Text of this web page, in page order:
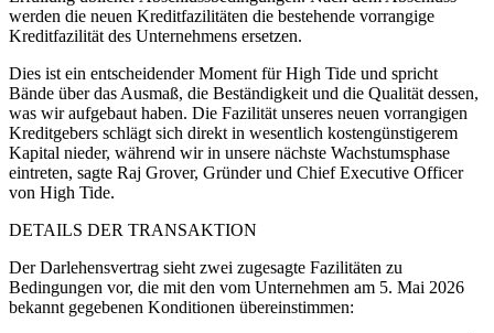
werden die neuen Kreditfazilitäten die bestehende vorrangige
Kreditfazilität des Unternehmens ersetzen.
Dies ist ein entscheidender Moment für High Tide und spricht
Bände über das Ausmaß, die Beständigkeit und die Qualität dessen,
was wir aufgebaut haben. Die Fazilität unseres neuen vorrangigen
Kreditgebers schlägt sich direkt in wesentlich kostengünstigerem
Kapital nieder, während wir in unsere nächste Wachstumsphase
eintreten, sagte Raj Grover, Gründer und Chief Executive Officer
von High Tide.
DETAILS DER TRANSAKTION
Der Darlehensvertrag sieht zwei zugesagte Fazilitäten zu
Bedingungen vor, die mit den vom Unternehmen am 5. Mai 2026
bekannt gegebenen Konditionen übereinstimmen: